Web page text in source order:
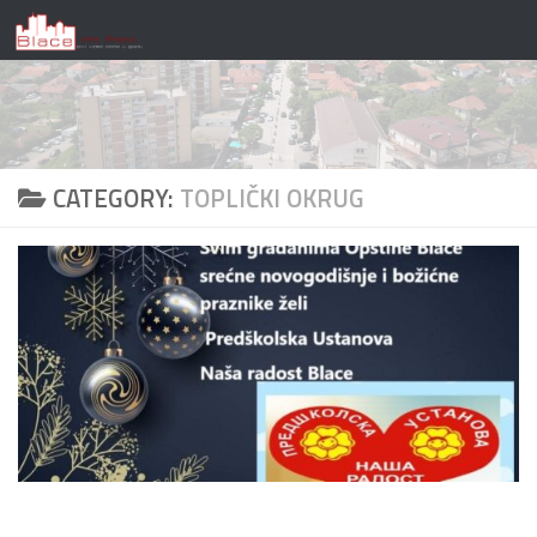
Skip to content
CATEGORY: TOPLIČKI OKRUG